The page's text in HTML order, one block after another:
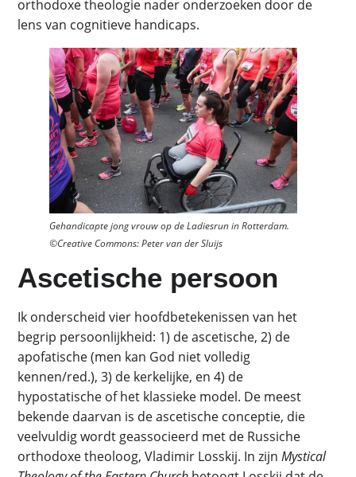
orthodoxe theologie nader onderzoeken door de
lens van cognitieve handicaps.
Gehandicapte jong vrouw op de Ladiesrun in Rotterdam.
©Creative Commons: Peter van der Sluijs
Ascetische persoon
Ik onderscheid vier hoofdbetekenissen van het
begrip persoonlijkheid: 1) de ascetische, 2) de
apofatische (men kan God niet volledig
kennen/red.), 3) de kerkelijke, en 4) de
hypostatische of het klassieke model. De meest
bekende daarvan is de ascetische conceptie, die
veelvuldig wordt geassocieerd met de Russiche
orthodoxe theoloog, Vladimir Losskij. In zijn Mystical